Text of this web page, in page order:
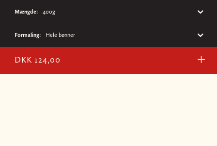
Mængde: 400g
Formaling: Hele bønner
DKK 124,00